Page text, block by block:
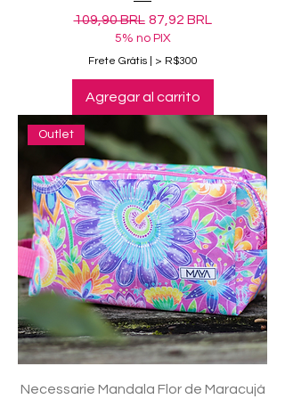
Precio
109,90 BRL Precio de oferta
87,92 BRL
5% no PIX
Frete Grátis | > R$300
Agregar al carrito
Outlet
Necessarie Mandala Flor de Maracujá